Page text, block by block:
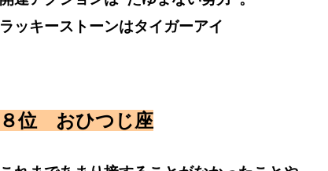
ラッキーストーンはタイガーアイ
８位 おひつじ座